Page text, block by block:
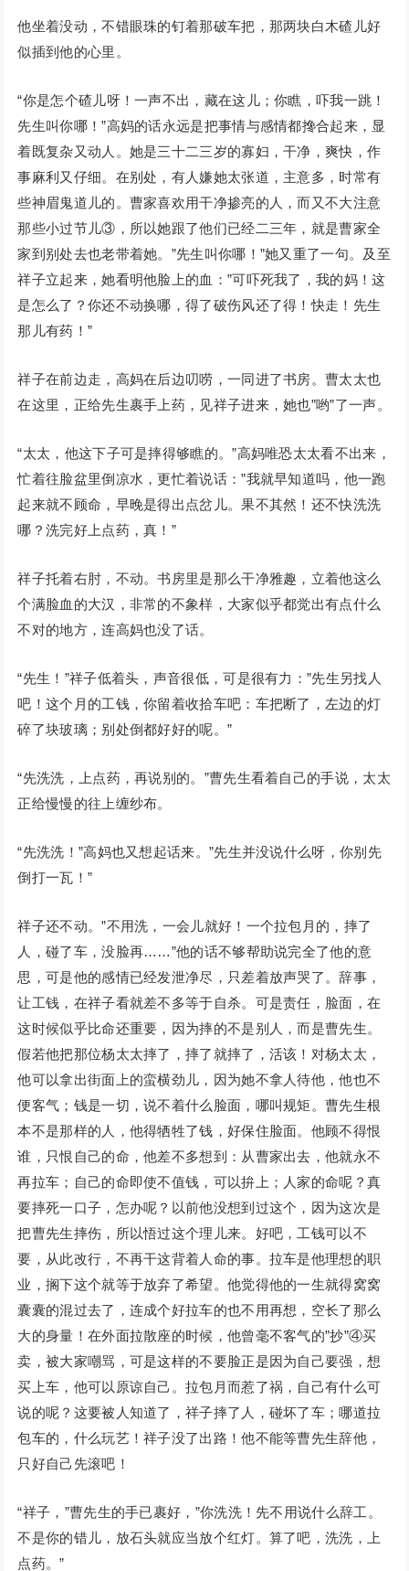
他坐着没动，不错眼珠的钉着那破车把，那两块白木碴儿好
似插到他的心里。
“你是怎个碴儿呀！一声不出，藏在这儿；你瞧，吓我一跳！
先生叫你哪！”高妈的话永远是把事情与感情都搀合起来，显
着既复杂又动人。她是三十二三岁的寡妇，干净，爽快，作
事麻利又仔细。在别处，有人嫌她太张道，主意多，时常有
些神眉鬼道儿的。曹家喜欢用干净掺亮的人，而又不大注意
那些小过节儿③，所以她跟了他们已经二三年，就是曹家全
家到别处去也老带着她。”先生叫你哪！”她又重了一句。及至
祥子立起来，她看明他脸上的血：”可吓死我了，我的妈！这
是怎么了？你还不动换哪，得了破伤风还了得！快走！先生
那儿有药！”
祥子在前边走，高妈在后边叨唠，一同进了书房。曹太太也
在这里，正给先生裹手上药，见祥子进来，她也”哟”了一声。
“太太，他这下子可是摔得够瞧的。”高妈唯恐太太看不出来，
忙着往脸盆里倒凉水，更忙着说话：”我就早知道吗，他一跑
起来就不顾命，早晚是得出点岔儿。果不其然！还不快洗洗
哪？洗完好上点药，真！”
祥子托着右肘，不动。书房里是那么干净雅趣，立着他这么
个满脸血的大汉，非常的不象样，大家似乎都觉出有点什么
不对的地方，连高妈也没了话。
“先生！”祥子低着头，声音很低，可是很有力：”先生另找人
吧！这个月的工钱，你留着收拾车吧：车把断了，左边的灯
碎了块玻璃；别处倒都好好的呢。”
“先洗洗，上点药，再说别的。”曹先生看着自己的手说，太太
正给慢慢的往上缠纱布。
“先洗洗！”高妈也又想起话来。”先生并没说什么呀，你别先
倒打一瓦！”
祥子还不动。”不用洗，一会儿就好！一个拉包月的，摔了
人，碰了车，没脸再……”他的话不够帮助说完全了他的意
思，可是他的感情已经发泄净尽，只差着放声哭了。辞事，
让工钱，在祥子看就差不多等于自杀。可是责任，脸面，在
这时候似乎比命还重要，因为摔的不是别人，而是曹先生。
假若他把那位杨太太摔了，摔了就摔了，活该！对杨太太，
他可以拿出街面上的蛮横劲儿，因为她不拿人待他，他也不
便客气；钱是一切，说不着什么脸面，哪叫规矩。曹先生根
本不是那样的人，他得牺牲了钱，好保住脸面。他顾不得恨
谁，只恨自己的命，他差不多想到：从曹家出去，他就永不
再拉车；自己的命即使不值钱，可以拚上；人家的命呢？真
要摔死一口子，怎办呢？以前他没想到过这个，因为这次是
把曹先生摔伤，所以悟过这个理儿来。好吧，工钱可以不
要，从此改行，不再干这背着人命的事。拉车是他理想的职
业，搁下这个就等于放弃了希望。他觉得他的一生就得窝窝
囊囊的混过去了，连成个好拉车的也不用再想，空长了那么
大的身量！在外面拉散座的时候，他曾毫不客气的”抄”④买
卖，被大家嘲骂，可是这样的不要脸正是因为自己要强，想
买上车，他可以原谅自己。拉包月而惹了祸，自己有什么可
说的呢？这要被人知道了，祥子摔了人，碰坏了车；哪道拉
包车的，什么玩艺！祥子没了出路！他不能等曹先生辞他，
只好自己先滚吧！
“祥子，”曹先生的手已裹好，”你洗洗！先不用说什么辞工。
不是你的错儿，放石头就应当放个红灯。算了吧，洗洗，上
点药。”